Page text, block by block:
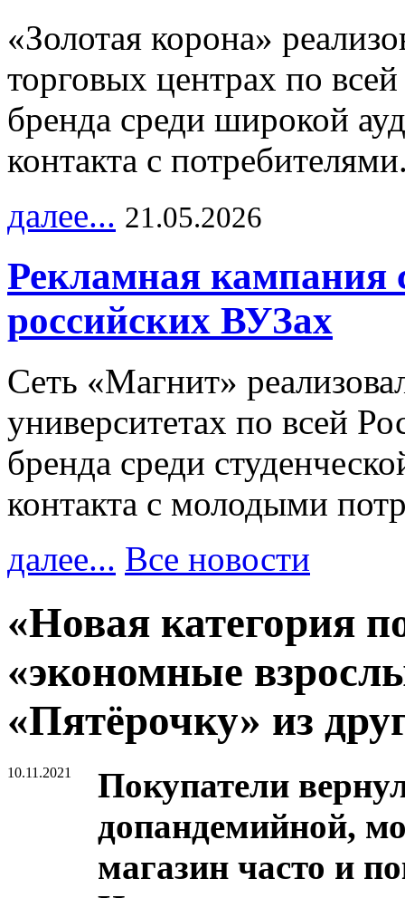
«Золотая корона»
торговых центрах по
бренда среди широкой
контакта с
далее... 21.05.2026
Рекламная кампания
российских ВУЗах
Сеть «Магнит»
университетах по всей
бренда среди
контакта с молодыми
далее... Все новости
«Новая категория
«экономные
«Пятёрочку» из
10.11.2021
Покупатели
допандемийной,
магазин часто и